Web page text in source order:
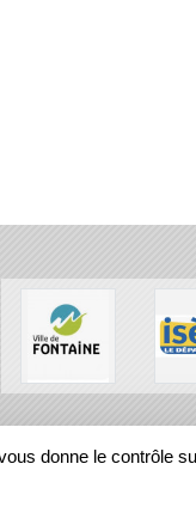
donne le contrôle